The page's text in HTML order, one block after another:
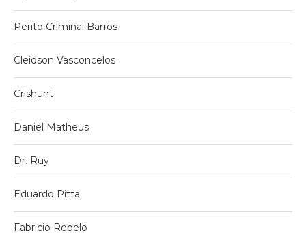
Perito Criminal Barros
Cleidson Vasconcelos
Crishunt
Daniel Matheus
Dr. Ruy
Eduardo Pitta
Fabricio Rebelo